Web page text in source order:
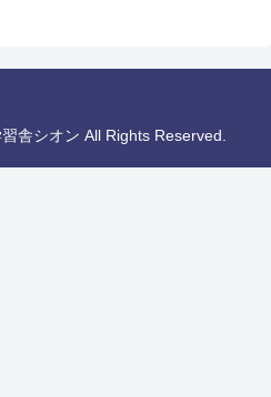
舎シオン All Rights Reserved.